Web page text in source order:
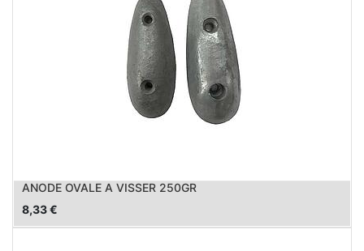
ANODE OVALE A VISSER 250GR
8,33€